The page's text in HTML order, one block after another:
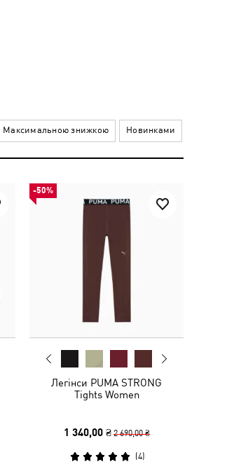
Максимальною знижкою Новинками
-50%
Легінси PUMA STRONG
Tights Women
1 340,00 ₴ 2 690,00 ₴
(4)